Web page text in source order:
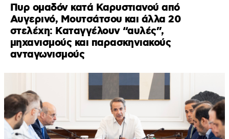
Πυρ ομαδόν κατά Καρυστιανού από
Αυγερινό, Μουτσάτσου και άλλα 20
στελέχη: Καταγγέλουν “αυλές”,
μηχανισμούς και παρασκηνιακούς
ανταγωνισμούς